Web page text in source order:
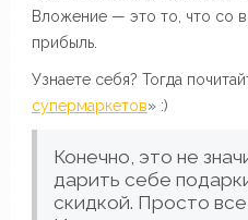
Вложение — это то, что со
прибыль.
Узнаете себя? Тогда
супермаркетов» :)
Конечно, это не
дарить себе
скидкой. Просто